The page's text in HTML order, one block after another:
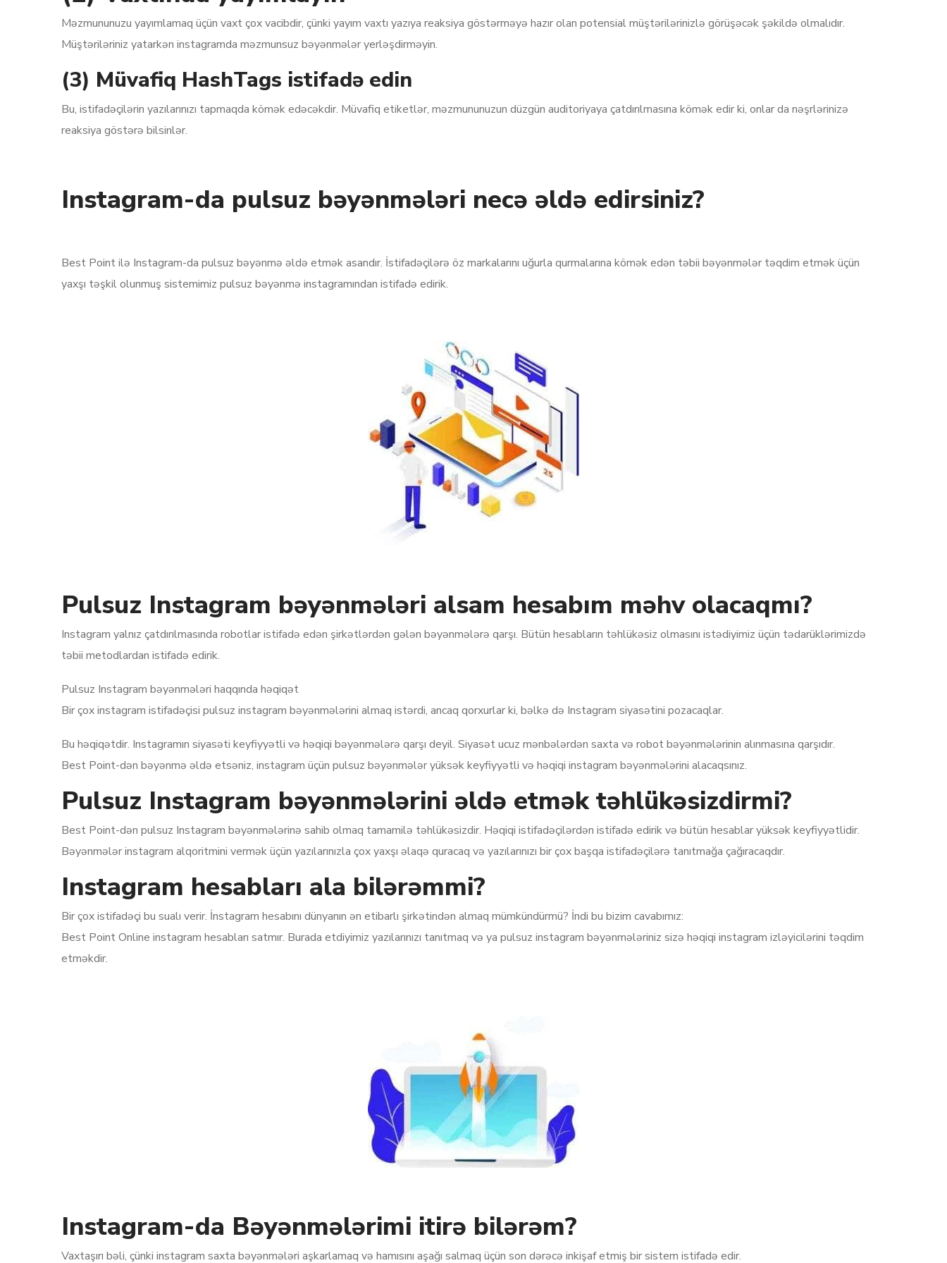
Məzmununuzu yayımlamaq üçün vaxt çox vacibdir, çünki yayım vaxtı yazıya reaksiya göstərməyə hazır olan potensial müştərilərinizlə görüşəcək şəkildə olmalıdır.
Müştəriləriniz yatarkən instagramda məzmunsuz bəyənmələr yerləşdirməyin.
(3) Müvafiq HashTags istifadə edin
Bu, istifadəçilərin yazılarınızı tapmaqda kömək edəcəkdir. Müvafiq etiketlər, məzmununuzun düzgün auditoriyaya çatdırılmasına kömək edir ki, onlar da nəşrlərinizə
reaksiya göstərə bilsinlər.
Instagram-da pulsuz bəyənmələri necə əldə edirsiniz?
Best Point ilə Instagram-da pulsuz bəyənmə əldə etmək asandır. İstifadəçilərə öz markalarını uğurla qurmalarına kömək edən təbii bəyənmələr təqdim etmək üçün
yaxşı təşkil olunmuş sistemimiz pulsuz bəyənmə instagramından istifadə edirik.
Pulsuz Instagram bəyənmələri alsam hesabım məhv olacaqmı?
Instagram yalnız çatdırılmasında robotlar istifadə edən şirkətlərdən gələn bəyənmələrə qarşı. Bütün hesabların təhlükəsiz olmasını istədiyimiz üçün tədarüklərimizdə
təbii metodlardan istifadə edirik.
Pulsuz Instagram bəyənmələri haqqında həqiqət
Bir çox instagram istifadəçisi pulsuz instagram bəyənmələrini almaq istərdi, ancaq qorxurlar ki, bəlkə də Instagram siyasətini pozacaqlar.
Bu həqiqətdir. Instagramın siyasəti keyfiyyətli və həqiqi bəyənmələrə qarşı deyil. Siyasət ucuz mənbələrdən saxta və robot bəyənmələrinin alınmasına qarşıdır.
Best Point-dən bəyənmə əldə etsəniz, instagram üçün pulsuz bəyənmələr yüksək keyfiyyətli və həqiqi instagram bəyənmələrini alacaqsınız.
Pulsuz Instagram bəyənmələrini əldə etmək təhlükəsizdirmi?
Best Point-dən pulsuz Instagram bəyənmələrinə sahib olmaq tamamilə təhlükəsizdir. Həqiqi istifadəçilərdən istifadə edirik və bütün hesablar yüksək keyfiyyətlidir.
Bəyənmələr instagram alqoritmini vermək üçün yazılarınızla çox yaxşı əlaqə quracaq və yazılarınızı bir çox başqa istifadəçilərə tanıtmağa çağıracaqdır.
Instagram hesabları ala bilərəmmi?
Bir çox istifadəçi bu sualı verir. İnstagram hesabını dünyanın ən etibarlı şirkətindən almaq mümkündürmü? İndi bu bizim cavabımız:
Best Point Online instagram hesabları satmır. Burada etdiyimiz yazılarınızı tanıtmaq və ya pulsuz instagram bəyənmələriniz sizə həqiqi instagram izləyicilərini təqdim
etməkdir.
Instagram-da Bəyənmələrimi itirə bilərəm?
Vaxtaşırı bəli, çünki instagram saxta bəyənmələri aşkarlamaq və hamısını aşağı salmaq üçün son dərəcə inkişaf etmiş bir sistem istifadə edir.